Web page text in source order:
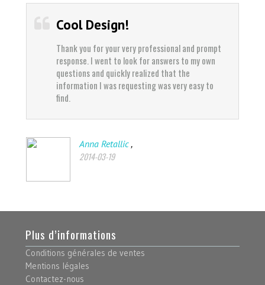
Cool Design!
Thank you for your very professional and prompt
response. I went to look for answers to my own
questions and quickly realized that the
information I was requesting was very easy to
find.
Anna Retallic ,
2014-03-19
Plus d’informations
Conditions générales de ventes
Mentions légales
Contactez-nous